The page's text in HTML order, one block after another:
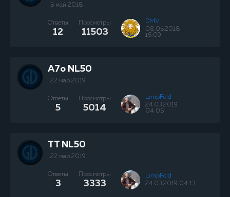
5 май 2018
Ответы
12
Просмотры
11503
DMV
08.05.2018
16:09
A7o NL50
22 мар 2019
Ответы
5
Просмотры
5014
LimpFold
24.03.2019
04:05
TT NL50
22 мар 2019
Ответы
3
Просмотры
3333
LimpFold
24.03.2019 04:13